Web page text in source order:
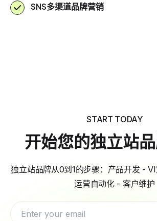
SNS多渠道品牌营销
START TODAY
开始您的独立站
独立站品牌从0到1的步骤：产品开发 -
运营自动化 - 客户维护